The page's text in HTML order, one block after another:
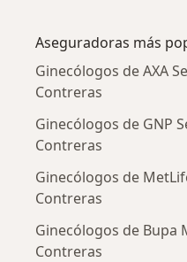
Aseguradoras más
Ginecólogos de AXA
Contreras
Ginecólogos de GNP
Contreras
Ginecólogos de
Contreras
Ginecólogos de Bupa
Contreras